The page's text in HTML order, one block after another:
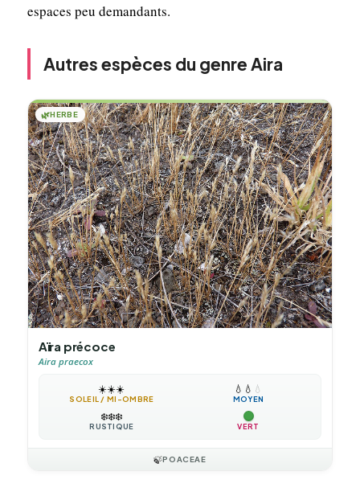
espaces peu demandants.
Autres espèces du genre Aira
🌿HERBE
Aïra précoce
Aira praecox
☀️☀️☀️
SOLEIL / MI-OMBRE
💧 💧 💧
MOYEN
❄️❄️❄️
RUSTIQUE VERT
🍃POACEAE